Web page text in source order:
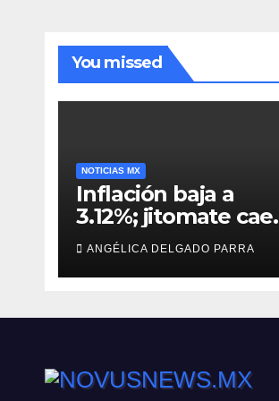
You missed
NOTICIAS MX
Inflación baja a
3.12%; jitomate cae
29%, pero cebolla y
vuelos se encarecen
ANGÉLICA DELGADO PARRA